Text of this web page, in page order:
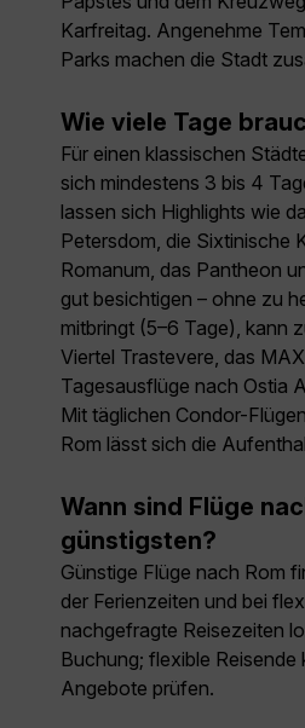
Karfreitag. Angenehme
Parks machen die Stadt
Wie viele Tage
Für einen klassischen
sich mindestens 3 bis 4
lassen sich Highlights wie
Petersdom, die Sixtinische
Romanum, das Pantheon
gut besichtigen – ohne zu
mitbringt (5–6 Tage), kann
Viertel Trastevere, das
Tagesausflüge nach Ostia
Mit täglichen Condor-
Rom lässt sich die
Wann sind Flüge
günstigsten?
Günstige Flüge nach Rom
der Ferienzeiten und bei
nachgefragte Reisezeiten
Buchung; flexible
Angebote prüfen.